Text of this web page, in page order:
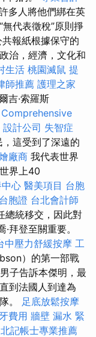
多人將他們綁在英
代表徵稅”原則掙
報紙根據保守的
治，經濟，文化和
生活 桃園滅鼠 提
師推薦 護理之家
吉·索羅斯
Comprehensive
設計公司 失智症
這受到了深遠的
廠商 我代表世界
界上40
心 醫美項目 台胞
胞證 台北會計師
總統移交，因此對
拜登至關重要。
中壓力舒緩按摩 工
）的第一部戰
子告訴本傑明，最
到法國人到達為
。 足底放鬆按摩
費用 牆壁 漏水 緊
記帳士專業推薦